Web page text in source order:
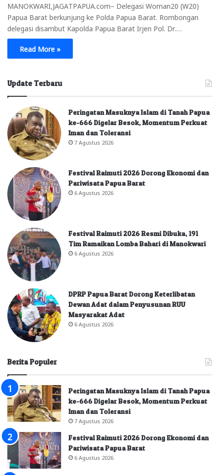
MANOKWARI,JAGATPAPUA.com– Delegasi Woman20 (W20)
Papua Barat berkunjung ke Polda Papua Barat. Rombongan
delegasi disambut Kapolda Papua Barat Irjen Pol. Dr.…
Read More »
Update Terbaru
Peringatan Masuknya Islam di Tanah Papua
ke-666 Digelar Besok, Momentum Perkuat
Iman dan Toleransi
7 Agustus 2026
Festival Raimuti 2026 Dorong Ekonomi dan
Pariwisata Papua Barat
6 Agustus 2026
Festival Raimuti 2026 Resmi Dibuka, 191
Tim Ramaikan Lomba Bahari di Manokwari
6 Agustus 2026
DPRP Papua Barat Dorong Keterlibatan
Dewan Adat dalam Penyusunan RUU
Masyarakat Adat
6 Agustus 2026
Berita Populer
Peringatan Masuknya Islam di Tanah Papua
ke-666 Digelar Besok, Momentum Perkuat
Iman dan Toleransi
7 Agustus 2026
Festival Raimuti 2026 Dorong Ekonomi dan
Pariwisata Papua Barat
6 Agustus 2026